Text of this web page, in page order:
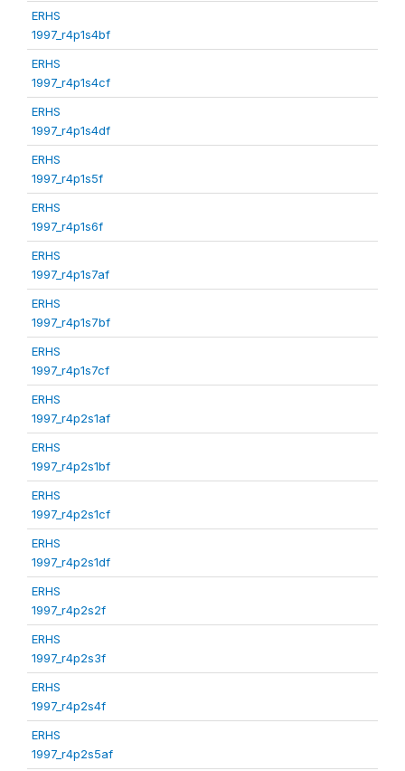
ERHS
1997_r4p1s4bf
ERHS
1997_r4p1s4cf
ERHS
1997_r4p1s4df
ERHS
1997_r4p1s5f
ERHS
1997_r4p1s6f
ERHS
1997_r4p1s7af
ERHS
1997_r4p1s7bf
ERHS
1997_r4p1s7cf
ERHS
1997_r4p2s1af
ERHS
1997_r4p2s1bf
ERHS
1997_r4p2s1cf
ERHS
1997_r4p2s1df
ERHS
1997_r4p2s2f
ERHS
1997_r4p2s3f
ERHS
1997_r4p2s4f
ERHS
1997_r4p2s5af